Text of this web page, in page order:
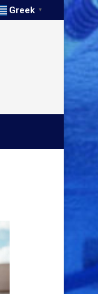
Πόλο, Παγκόσμιο
Greek ▼